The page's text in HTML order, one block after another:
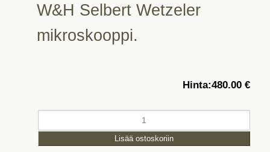
W&H Selbert Wetzeler
mikroskooppi.
Hinta:480.00 €